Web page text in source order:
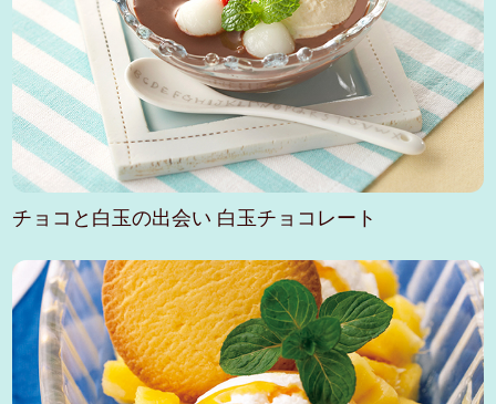
チョコと白玉の出会い 白玉チョコレート